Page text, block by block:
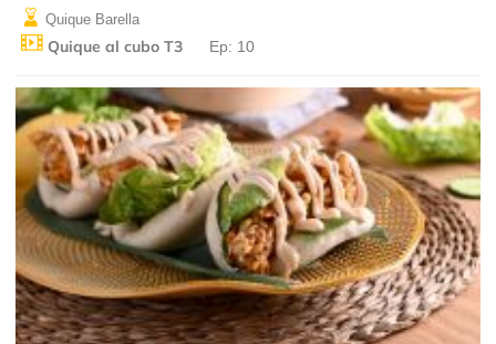
Quique Barella
Quique al cubo T3 Ep: 10